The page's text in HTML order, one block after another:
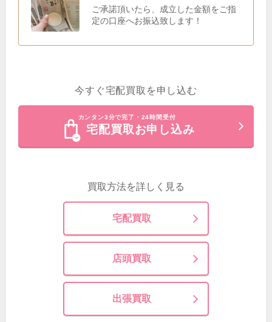
ご承諾頂いたら、成立した金額をご指
定の口座へお振込致します！
今すぐ宅配買取を申し込む
カンタン3分で完了・24時間受付
宅配買取お申し込み
買取方法を詳しく見る
宅配買取
店頭買取
出張買取